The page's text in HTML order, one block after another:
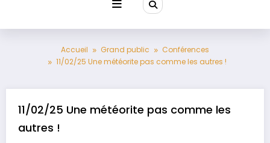
Accueil Grand public
Conférences
11/02/25 Une météorite pas comme les autres !
11/02/25 Une météorite pas comme les
autres !